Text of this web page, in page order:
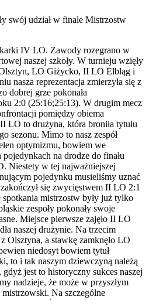
swój udział w finale Mistrzostw
IV LO. Zawody rozegrano w
naszej szkoły. W turnieju wzięły
LO Giżycko, II LO Elbląg i
nasza reprezentacja zmierzyła się z
dobrej grze pokonała
2:0 (25:16;25:13). W drugim mecz
pomiędzy obiema
LO to drużyna, która broniła tytułu
sezonu. Mimo to nasz zespół
optymizmu, bowiem we
na drodze do finału
Niestety w tej najważniejszej
pojedynku musieliśmy uznać
się zwycięstwem II LO 2:1
mistrzostw były już tylko
zespoły pokonały swoje
Miejsce pierwsze zajęło II LO
naszej drużynie. Na trzecim
Olsztyna, a stawkę zamknęło LO
niedosyt bowiem tytuł
to i tak naszym dziewczyną należą
jest to historyczny sukces naszej
nadzieje, że może w przyszłym
Na szczególne